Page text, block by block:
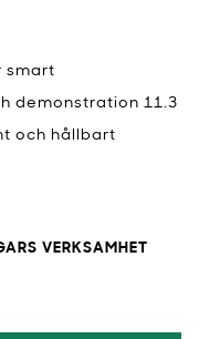
smart
demonstration 11.3
och hållbart
VERKSAMHET